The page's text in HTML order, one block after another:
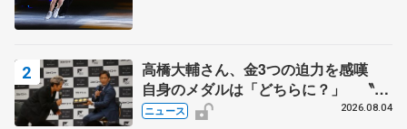
高橋大輔さん、金3つの迫力を感嘆
自身のメダルは「どちらに？」 〝リ
ス兄弟〟オリンピック3連覇の野村忠
ニュース 2026.08.04